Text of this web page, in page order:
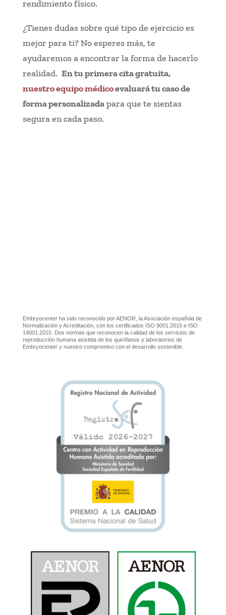
rendimiento físico.
¿Tienes dudas sobre qué tipo de ejercicio es
mejor para ti? No esperes más, te
ayudaremos a encontrar la forma de hacerlo
realidad. En tu primera cita gratuita,
nuestro equipo médicoevaluará tu caso de
forma personalizadapara que te sientas
segura en cada paso.
Embryocenter ha sido reconocido por AENOR, la Asociación española de
Normalización y Acreditación, con los certificados ISO 9001:2015 e ISO
14001:2015. Dos normas que reconocen la calidad de los servicios de
reproducción humana asistida de los quirófanos y laboratorios de
Embryocenter y nuestro compromiso con el desarrollo sostenible.